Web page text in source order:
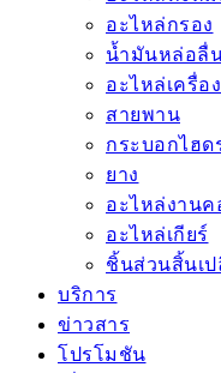
อะไหล่กรอง
น้ำมันหล่อลื่
อะไหล่เครื่อ
สายพาน
กระบอกไฮด
ยาง
อะไหล่งาน
อะไหล่เกียร์
ชิ้นส่วนสิ้นเป
บริการ
ข่าวสาร
โปรโมชัน